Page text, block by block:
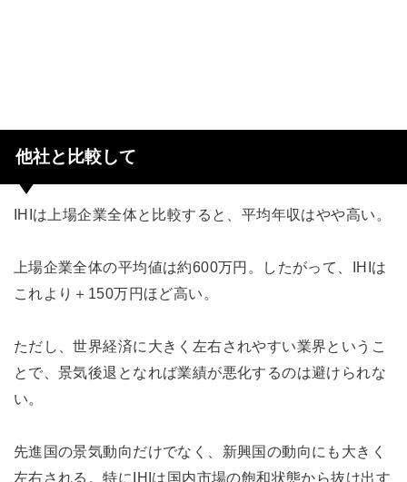
他社と比較して
IHIは上場企業全体と比較すると、平均年収はやや高い。
上場企業全体の平均値は約600万円。したがって、IHIは
これより＋150万円ほど高い。
ただし、世界経済に大きく左右されやすい業界というこ
とで、景気後退となれば業績が悪化するのは避けられな
い。
先進国の景気動向だけでなく、新興国の動向にも大きく
左右される。特にIHIは国内市場の飽和状態から抜け出す